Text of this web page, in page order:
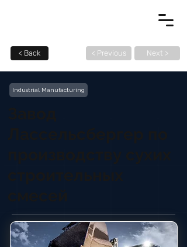
< Back < Previous Next >
Industrial Manufacturing